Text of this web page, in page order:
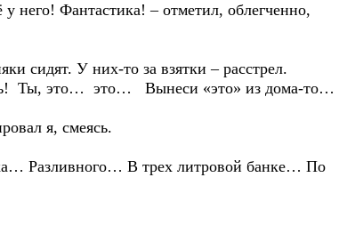
Фантастика! – отметил, облегченно,
У них-то за взятки – расстрел.
Ты, это… это… Вынеси «это» из дома-то…
я, смеясь.
Разливного… В трех литровой банке… По